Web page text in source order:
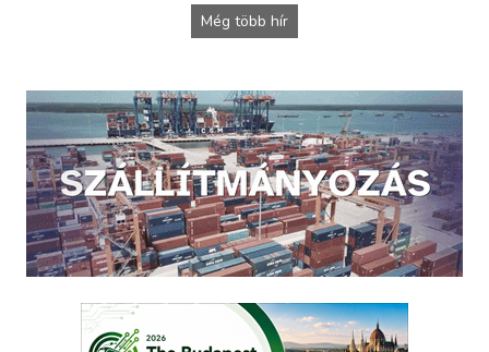
Még több hír